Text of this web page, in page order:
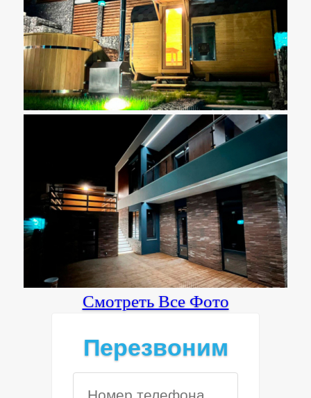
Смотреть Все Фото
Перезвоним